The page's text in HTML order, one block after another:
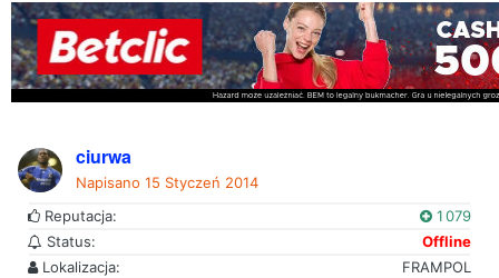
ciurwa
Napisano 15 Styczeń 2014
Reputacja:
1 079
Status:
Offline
Lokalizacja:
FRAMPOL